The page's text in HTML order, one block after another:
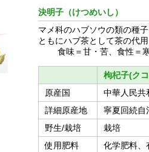
決明子（けつめいし）
マメ科のハブソウの類の種
ともにハブ茶として茶の代
食味＝甘・苦、食性＝
枸杞子(ク
原産国
中華人民共
詳細原産地
寧夏回続自
野生/栽培
栽培
使用肥料
化学肥料、